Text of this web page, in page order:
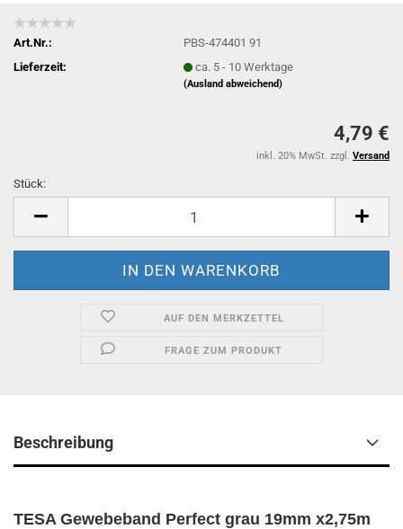
Art.Nr.:
PBS-474401 91
Lieferzeit:
ca. 5 - 10 Werktage
(Ausland abweichend)
4,79 €
inkl. 20% MwSt. zzgl. Versand
Stück:
AUF DEN MERKZETTEL
FRAGE ZUM PRODUKT
Beschreibung
TESA Gewebeband Perfect grau 19mm x2,75m